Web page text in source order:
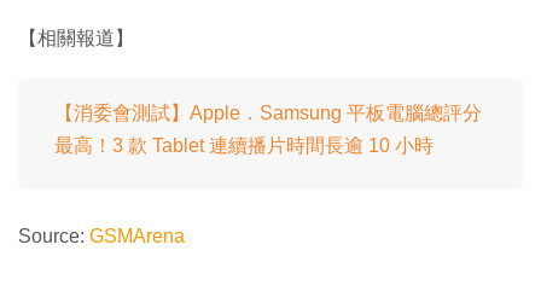
【相關報道】
【消委會測試】Apple．Samsung 平板電腦總評分
最高！3 款 Tablet 連續播片時間長逾 10 小時
Source: GSMArena